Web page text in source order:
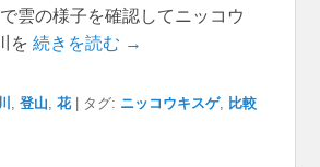
雲の様子を確認してニッコウ
を続きを読む →
,登山,花 タグ: ニッコウキスゲ, 比較